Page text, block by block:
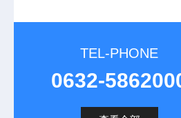
TEL-PHONE
0632-